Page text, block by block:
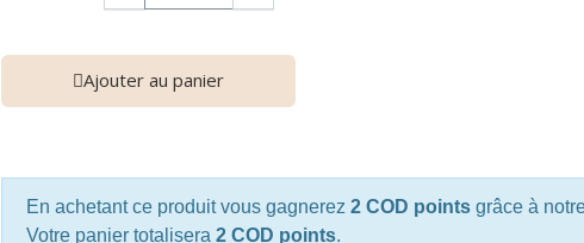
Ajouter au panier
En achetant ce produit vous gagnerez 2 COD pointsgrâce à
Votre panier totalisera 2 COD points.